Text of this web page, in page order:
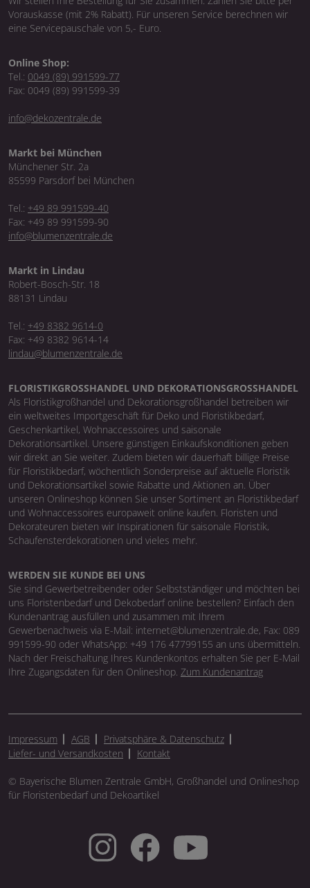
Vorauskasse (mit 2% Rabatt). Für unseren Service berechnen wir
eine Servicepauschale von 5,- Euro.
Online Shop:
Tel.: 0049 (89) 991599-77
Fax: 0049 (89) 991599-39
info@dekozentrale.de
Markt bei München
Münchener Str. 2a
85599 Parsdorf bei München
Tel.: +49 89 991599-40
Fax: +49 89 991599-90
info@blumenzentrale.de
Markt in Lindau
Robert-Bosch-Str. 18
88131 Lindau
Tel.: +49 8382 9614-0
Fax: +49 8382 9614-14
lindau@blumenzentrale.de
FLORISTIKGROSSHANDEL UND DEKORATIONSGROSSHANDEL
Als Floristikgroßhandel und Dekorationsgroßhandel betreiben wir
ein weltweites Importgeschäft für Deko und Floristikbedarf,
Geschenkartikel, Wohnaccessoires und saisonale
Dekorationsartikel. Unsere günstigen Einkaufskonditionen geben
wir direkt an Sie weiter. Zudem bieten wir dauerhaft billige Preise
für Floristikbedarf, wöchentlich Sonderpreise auf aktuelle Floristik
und Dekorationsartikel sowie Rabatte und Aktionen an. Über
unseren Onlineshop können Sie unser Sortiment an Floristikbedarf
und Wohnaccessoires europaweit online kaufen. Floristen und
Dekorateuren bieten wir Inspirationen für saisonale Floristik,
Schaufensterdekorationen und vieles mehr.
WERDEN SIE KUNDE BEI UNS
Sie sind Gewerbetreibender oder Selbstständiger und möchten bei
uns Floristenbedarf und Dekobedarf online bestellen? Einfach den
Kundenantrag ausfüllen und zusammen mit Ihrem
Gewerbenachweis via E-Mail: internet@blumenzentrale.de, Fax: 089
991599-90 oder WhatsApp: +49 176 47799155 an uns übermitteln.
Nach der Freischaltung Ihres Kundenkontos erhalten Sie per E-Mail
Ihre Zugangsdaten für den Onlineshop. Zum Kundenantrag
Impressum AGB
Privatsphäre & Datenschutz
Liefer- und Versandkosten
Kontakt
© Bayerische Blumen Zentrale GmbH, Großhandel und Onlineshop
für Floristenbedarf und Dekoartikel